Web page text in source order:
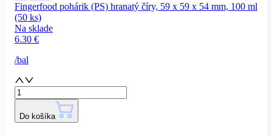
Fingerfood pohárik (PS) hranatý číry, 59 x 59 x 54 mm, 100 ml
(50 ks)
Na sklade
6.30 €
/bal
Do košíka